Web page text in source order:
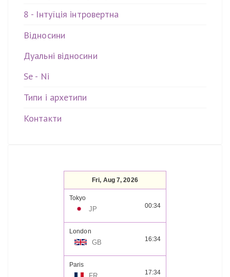
8 - Інтуїція інтровертна
Відносини
Дуальні відносини
Se - Ni
Типи і архетипи
Контакти
Fri, Aug 7, 2026
Tokyo
JP 00:34
London
GB 16:34
Paris
17:34